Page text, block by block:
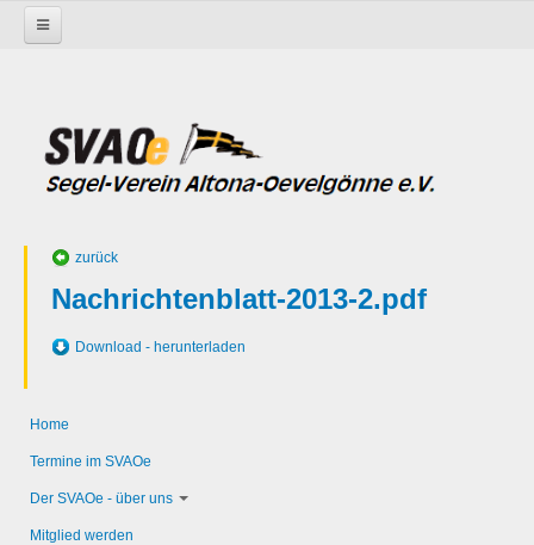
zurück
Nachrichtenblatt-2013-2.pdf
Download - herunterladen
Home
Termine im SVAOe
Der SVAOe - über uns
Mitglied werden